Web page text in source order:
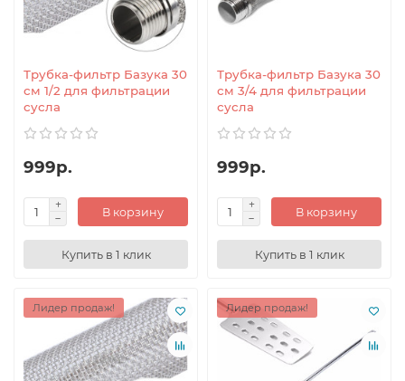
Трубка-фильтр Базука 30
см 1/2 для фильтрации
сусла
999р.
В корзину
Купить в 1 клик
Трубка-фильтр Базука 30
см 3/4 для фильтрации
сусла
999р.
В корзину
Купить в 1 клик
Лидер продаж! Лидер продаж!